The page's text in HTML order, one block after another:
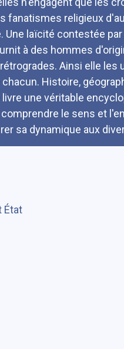
fanatismes religieux
Une laïcité contestée
à des hommes
Ainsi elle les
Histoire,
une véritable
le sens et
sa dynamique aux
État